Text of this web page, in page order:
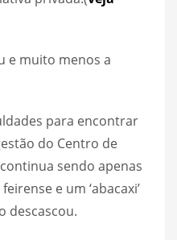
e muito menos a
para encontrar
do Centro de
sendo apenas
e um ‘abacaxi’
descascou.